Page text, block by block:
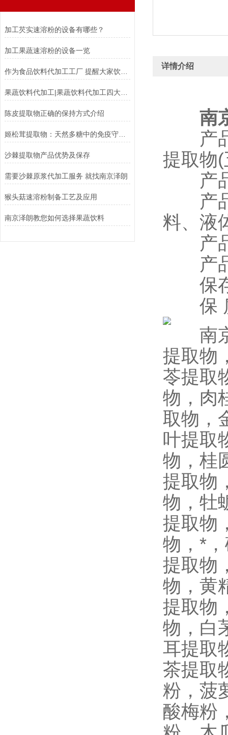
加工芡实速溶粉的设备有哪些？
加工果蔬速溶粉的设备一览
作为食品饮料代加工工厂 提醒大家饮料要适当的喝
陈皮提取物正确的保持方式介绍
姬松茸提取物：天然多糖中的免疫守护力量
沙棘提取物产品优势及保存
需要沙棘原浆代加工服务 就找南京泽朗
猴头菇速溶粉制备工艺及应用
南京泽朗教您如何选择果蔬饮料
详情介绍
南
产品
提取物
产品
产品
料、液
产品
产品
保存
保 质
南京
提取物
苓提取
物，肉
取物，
叶提取
物，桂
提取物
物，牡
提取物
物，*
提取物
物，黄
提取物
物，白
耳提取
茶提取
粉，菠
酸梅粉